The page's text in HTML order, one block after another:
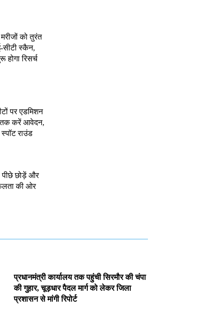
को तुरंत
स्कैन,
रिसर्च
पर एडमिशन
तक करें आवेदन,
राउंड
पीछे छोड़ें और
की ओर
प्रधानमंत्री कार्यालय तक पहुंची सिरमौर की चंपा
की गुहार, चूड़धार पैदल मार्ग को लेकर जिला
प्रशासन से मांगी रिपोर्ट